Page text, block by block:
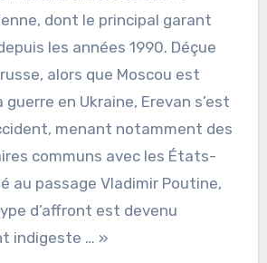
dont le principal garant
les années 1990. Déçue
alors que Moscou est
en Ukraine, Erevan s’est
menant notamment des
communs avec les États-
au passage Vladimir Poutine,
d’affront est devenu
indigeste … »